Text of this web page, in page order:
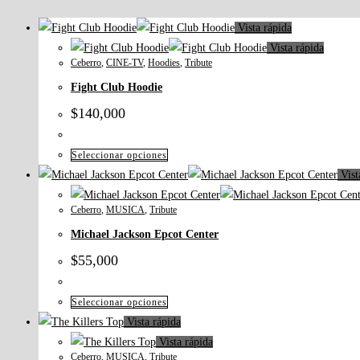
Vista rápida
Vista rápida
Ceberro, CINE-TV, Hoodies, Tribute
Fight Club Hoodie
$140,000
Seleccionar opciones
producto
tiene
múltiples
variantes.
se
pueden
elegir
en
Ceberro, MUSICA, Tribute
Michael Jackson Epcot Center
$55,000
Seleccionar opciones
producto
tiene
Vista rápida
Vista rápida
Ceberro, MUSICA, Tribute